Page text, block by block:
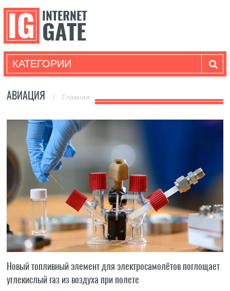
КАТЕГОРИИ
АВИАЦИЯ / Главная
Новый топливный элемент для электросамолётов поглощает
углекислый газ из воздуха при полете